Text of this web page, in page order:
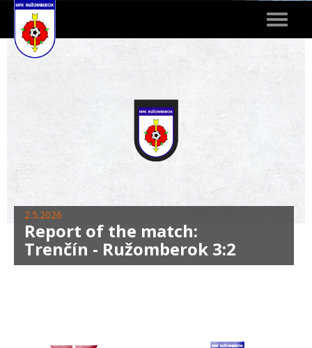
Toggle
2.5.2026
Report of the match:
Trenčín - Ružomberok 3:2